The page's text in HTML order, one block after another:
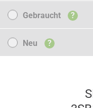
Gebraucht
Gebraucht ?
NeuNeu ?